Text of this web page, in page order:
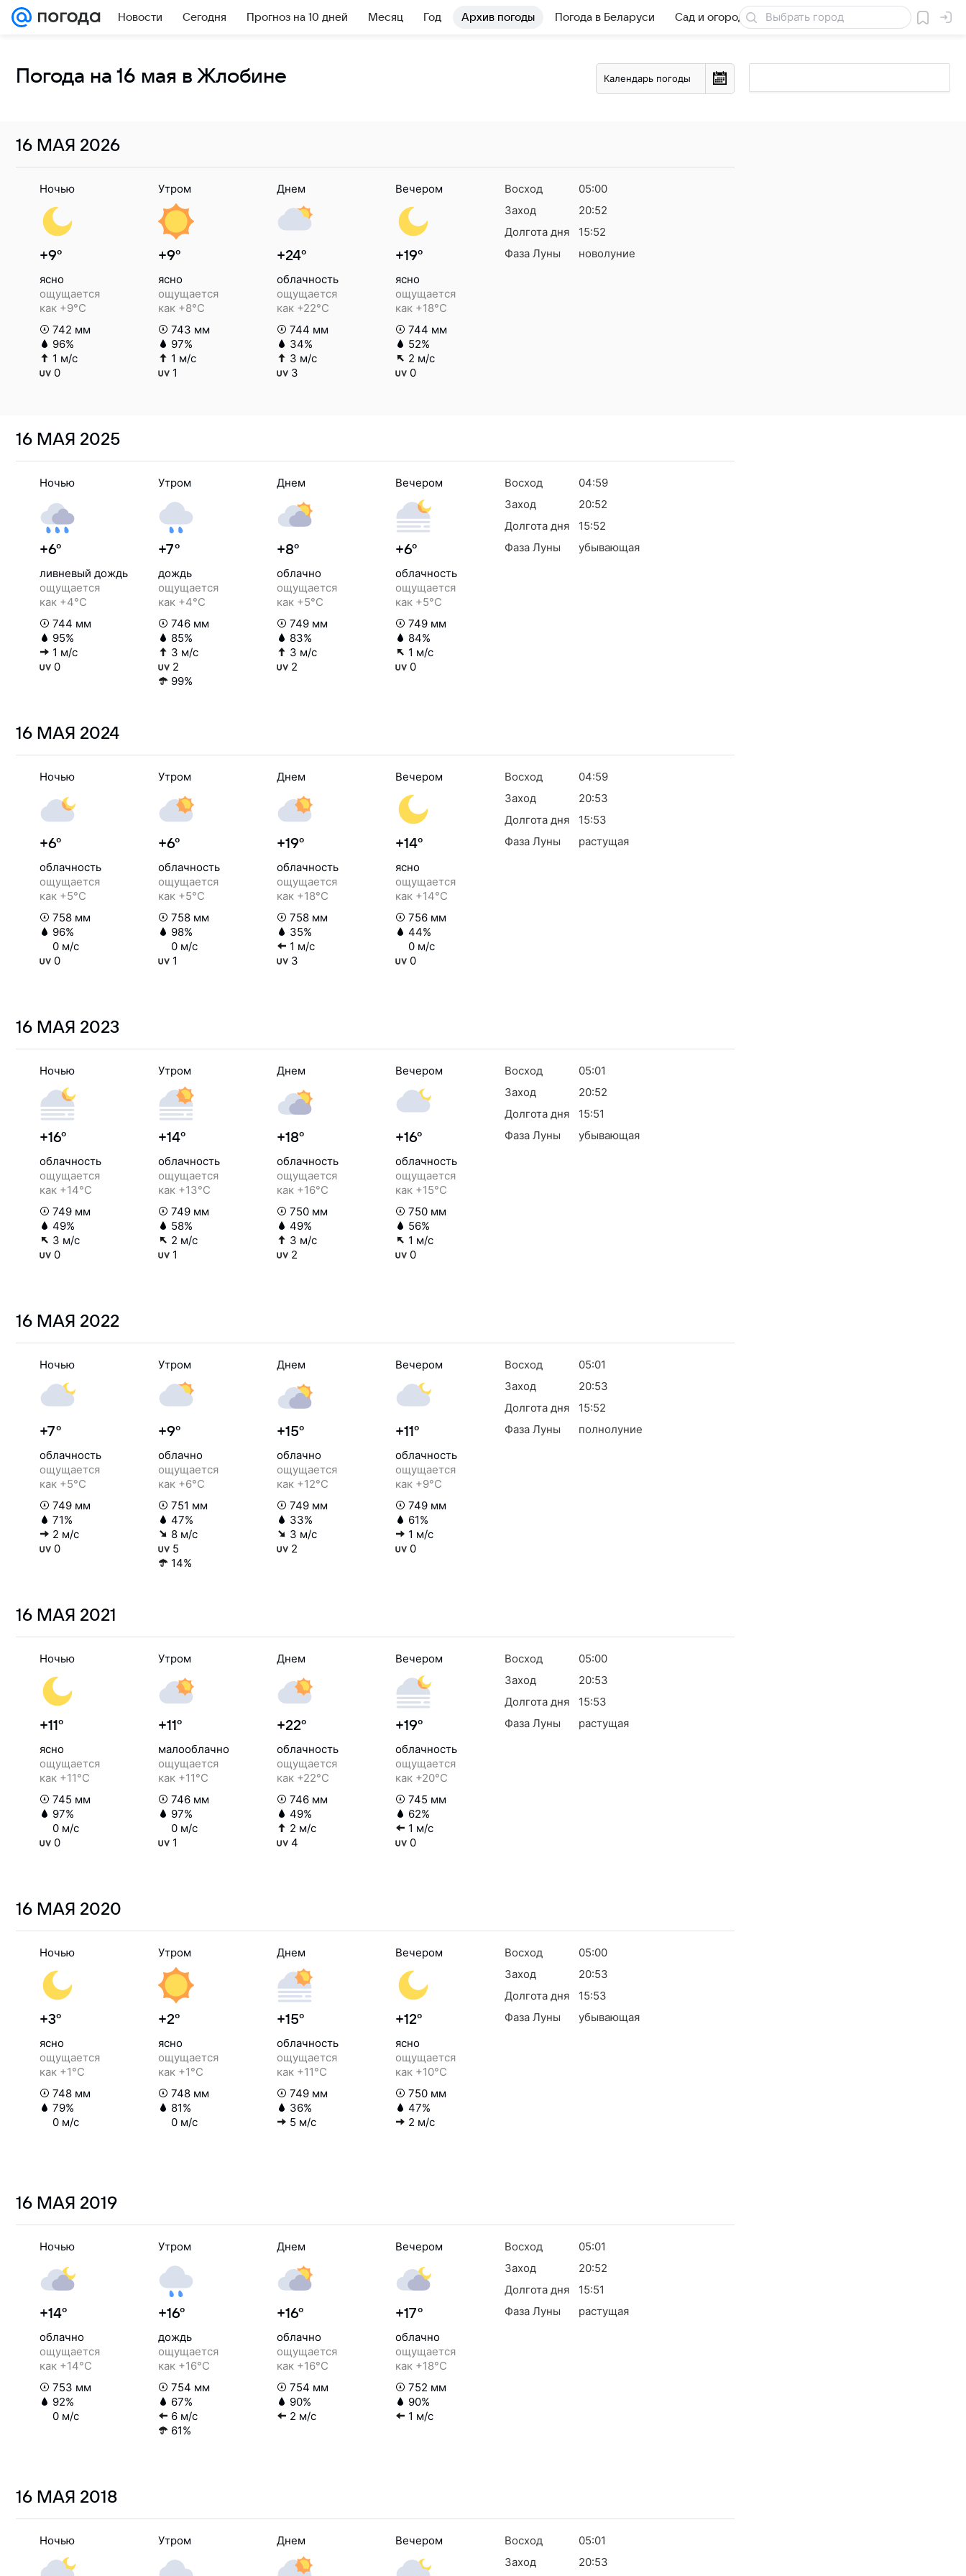
Новости Сегодня Прогноз на 10 дней Месяц Год Архив погоды Погода в Беларуси Сад и огород Товары для дачи
Погода на 16 мая в Жлобине Календарь погоды
16 МАЯ 2026
Ночью
+9°
ясно
ощущается
как +9°C
742 мм
96%
1 м/с
0
Утром
+9°
ясно
ощущается
как +8°C
743 мм
97%
1 м/с
1
Днем
+24°
облачность
ощущается
как +22°C
744 мм
34%
3 м/с
3
Вечером
+19°
ясно
ощущается
как +18°C
744 мм
52%
2 м/с
0
Восход
05:00
Заход
20:52
Долгота дня
15:52
Фаза Луны
новолуние
16 МАЯ 2025
Ночью
+6°
ливневый дождь
ощущается
как +4°C
744 мм
95%
1 м/с
0
Утром
+7°
дождь
ощущается
как +4°C
746 мм
85%
3 м/с
2
99%
Днем
+8°
облачно
ощущается
как +5°C
749 мм
83%
3 м/с
2
Вечером
+6°
облачность
ощущается
как +5°C
749 мм
84%
1 м/с
0
Восход
04:59
Заход
20:52
Долгота дня
15:52
Фаза Луны
убывающая
16 МАЯ 2024
Ночью
+6°
облачность
ощущается
как +5°C
758 мм
96%
0 м/с
0
Утром
+6°
облачность
ощущается
как +5°C
758 мм
98%
0 м/с
1
Днем
+19°
облачность
ощущается
как +18°C
758 мм
35%
1 м/с
3
Вечером
+14°
ясно
ощущается
как +14°C
756 мм
44%
0 м/с
0
Восход
04:59
Заход
20:53
Долгота дня
15:53
Фаза Луны
растущая
16 МАЯ 2023
Ночью
+16°
облачность
ощущается
как +14°C
749 мм
49%
3 м/с
0
Утром
+14°
облачность
ощущается
как +13°C
749 мм
58%
2 м/с
1
Днем
+18°
облачность
ощущается
как +16°C
750 мм
49%
3 м/с
2
Вечером
+16°
облачность
ощущается
как +15°C
750 мм
56%
1 м/с
0
Восход
05:01
Заход
20:52
Долгота дня
15:51
Фаза Луны
убывающая
16 МАЯ 2022
Ночью
+7°
облачность
ощущается
как +5°C
749 мм
71%
2 м/с
0
Утром
+9°
облачно
ощущается
как +6°C
751 мм
47%
8 м/с
5
14%
Днем
+15°
облачно
ощущается
как +12°C
749 мм
33%
3 м/с
2
Вечером
+11°
облачность
ощущается
как +9°C
749 мм
61%
1 м/с
0
Восход
05:01
Заход
20:53
Долгота дня
15:52
Фаза Луны
полнолуние
16 МАЯ 2021
Ночью
+11°
ясно
ощущается
как +11°C
745 мм
97%
0 м/с
0
Утром
+11°
малооблачно
ощущается
как +11°C
746 мм
97%
0 м/с
1
Днем
+22°
облачность
ощущается
как +22°C
746 мм
49%
2 м/с
4
Вечером
+19°
облачность
ощущается
как +20°C
745 мм
62%
1 м/с
0
Восход
05:00
Заход
20:53
Долгота дня
15:53
Фаза Луны
растущая
16 МАЯ 2020
Ночью
+3°
ясно
ощущается
как +1°C
748 мм
79%
0 м/с
Утром
+2°
ясно
ощущается
как +1°C
748 мм
81%
0 м/с
Днем
+15°
облачность
ощущается
как +11°C
749 мм
36%
5 м/с
Вечером
+12°
ясно
ощущается
как +10°C
750 мм
47%
2 м/с
Восход
05:00
Заход
20:53
Долгота дня
15:53
Фаза Луны
убывающая
16 МАЯ 2019
Ночью
+14°
облачно
ощущается
как +14°C
753 мм
92%
0 м/с
Утром
+16°
дождь
ощущается
как +16°C
754 мм
67%
6 м/с
61%
Днем
+16°
облачно
ощущается
как +16°C
754 мм
90%
2 м/с
Вечером
+17°
облачно
ощущается
как +18°C
752 мм
90%
1 м/с
Восход
05:01
Заход
20:52
Долгота дня
15:51
Фаза Луны
растущая
16 МАЯ 2018
Ночью Утром Днем Вечером Восход
05:01
Заход
20:53